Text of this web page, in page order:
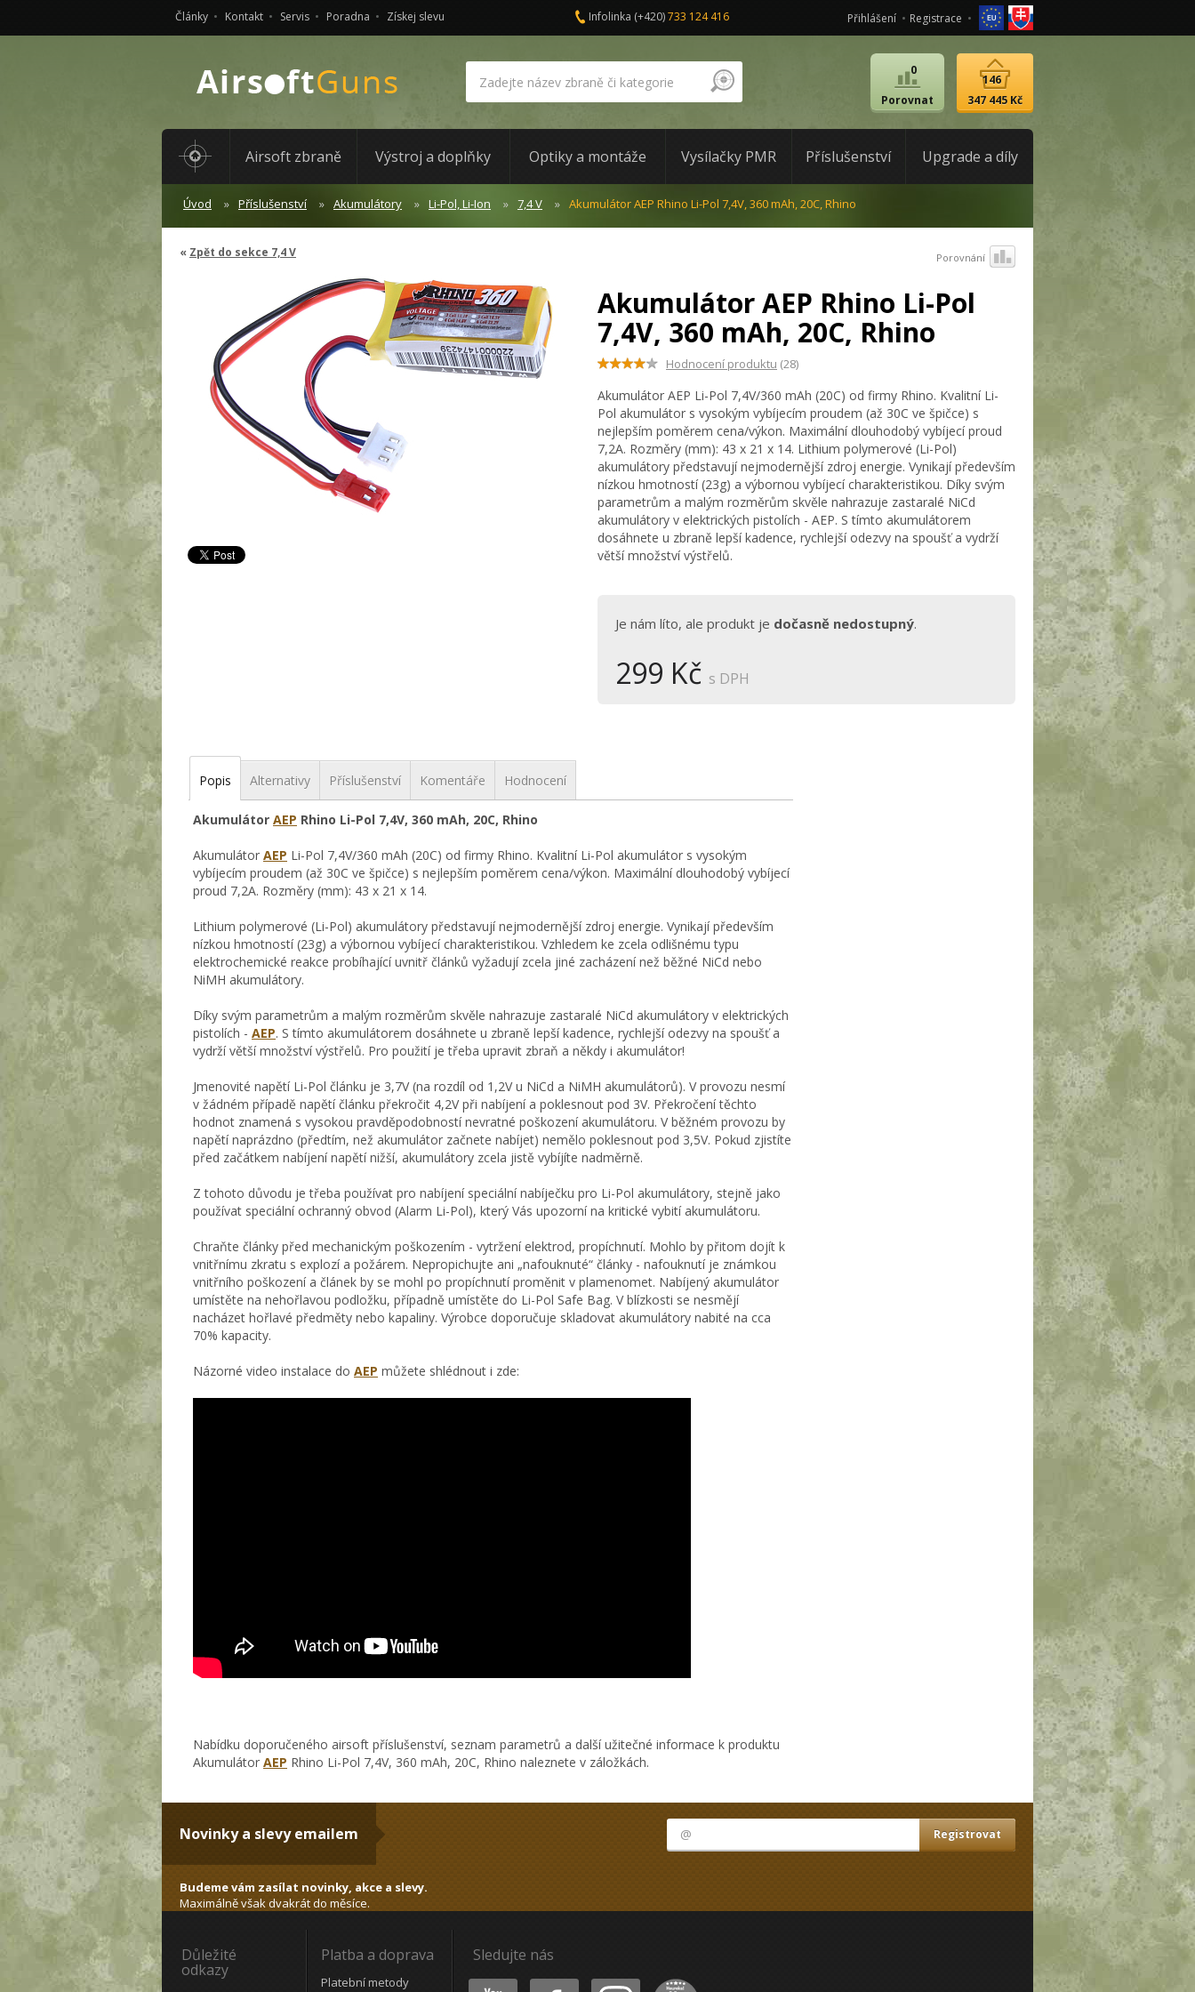
Články Kontakt Servis Poradna Získej slevu Infolinka (+420)733 124 416 Přihlášení Registrace
Porovnat
0
347 445 Kč
146
Airsoft zbraně Výstroj a doplňky Optiky a montáže Vysílačky PMR Příslušenství Upgrade a díly
Úvod Příslušenství Akumulátory Li-Pol, Li-Ion 7,4 V Akumulátor AEP Rhino Li-Pol 7,4V, 360 mAh, 20C, Rhino
Zpět do sekce 7,4 V Porovnání
Akumulátor AEP Rhino Li-Pol
7,4V, 360 mAh, 20C, Rhino
Hodnocení produktu (28)
Akumulátor AEP Li-Pol 7,4V/360 mAh (20C) od firmy Rhino. Kvalitní Li-
Pol akumulátor s vysokým vybíjecím proudem (až 30C ve špičce) s
nejlepším poměrem cena/výkon. Maximální dlouhodobý vybíjecí proud
7,2A. Rozměry (mm): 43 x 21 x 14. Lithium polymerové (Li-Pol)
akumulátory představují nejmodernější zdroj energie. Vynikají především
nízkou hmotností (23g) a výbornou vybíjecí charakteristikou. Díky svým
parametrům a malým rozměrům skvěle nahrazuje zastaralé NiCd
akumulátory v elektrických pistolích - AEP. S tímto akumulátorem
dosáhnete u zbraně lepší kadence, rychlejší odezvy na spoušť a vydrží
větší množství výstřelů.
Je nám líto, ale produkt je dočasně nedostupný.
299 Kč s DPH
Popis Alternativy Příslušenství Komentáře Hodnocení
Akumulátor AEP Rhino Li-Pol 7,4V, 360 mAh, 20C, Rhino
Akumulátor AEP Li-Pol 7,4V/360 mAh (20C) od firmy Rhino. Kvalitní Li-Pol akumulátor s vysokým
vybíjecím proudem (až 30C ve špičce) s nejlepším poměrem cena/výkon. Maximální dlouhodobý vybíjecí
proud 7,2A. Rozměry (mm): 43 x 21 x 14.
Lithium polymerové (Li-Pol) akumulátory představují nejmodernější zdroj energie. Vynikají především
nízkou hmotností (23g) a výbornou vybíjecí charakteristikou. Vzhledem ke zcela odlišnému typu
elektrochemické reakce probíhající uvnitř článků vyžadují zcela jiné zacházení než běžné NiCd nebo
NiMH akumulátory.
Díky svým parametrům a malým rozměrům skvěle nahrazuje zastaralé NiCd akumulátory v elektrických
pistolích - AEP. S tímto akumulátorem dosáhnete u zbraně lepší kadence, rychlejší odezvy na spoušť a
vydrží větší množství výstřelů. Pro použití je třeba upravit zbraň a někdy i akumulátor!
Jmenovité napětí Li-Pol článku je 3,7V (na rozdíl od 1,2V u NiCd a NiMH akumulátorů). V provozu nesmí
v žádném případě napětí článku překročit 4,2V při nabíjení a poklesnout pod 3V. Překročení těchto
hodnot znamená s vysokou pravděpodobností nevratné poškození akumulátoru. V běžném provozu by
napětí naprázdno (předtím, než akumulátor začnete nabíjet) nemělo poklesnout pod 3,5V. Pokud zjistíte
před začátkem nabíjení napětí nižší, akumulátory zcela jistě vybíjíte nadměrně.
Z tohoto důvodu je třeba používat pro nabíjení speciální nabíječku pro Li-Pol akumulátory, stejně jako
používat speciální ochranný obvod (Alarm Li-Pol), který Vás upozorní na kritické vybití akumulátoru.
Chraňte články před mechanickým poškozením - vytržení elektrod, propíchnutí. Mohlo by přitom dojít k
vnitřnímu zkratu s explozí a požárem. Nepropichujte ani „nafouknuté“ články - nafouknutí je známkou
vnitřního poškození a článek by se mohl po propíchnutí proměnit v plamenomet. Nabíjený akumulátor
umístěte na nehořlavou podložku, případně umístěte do Li-Pol Safe Bag. V blízkosti se nesmějí
nacházet hořlavé předměty nebo kapaliny. Výrobce doporučuje skladovat akumulátory nabité na cca
70% kapacity.
Názorné video instalace do AEP můžete shlédnout i zde:
Nabídku doporučeného airsoft příslušenství, seznam parametrů a další užitečné informace k produktu
Akumulátor AEP Rhino Li-Pol 7,4V, 360 mAh, 20C, Rhino naleznete v záložkách.
Novinky a slevy emailem
Budeme vám zasílat novinky, akce a slevy.
Maximálně však dvakrát do měsíce.
Důležité
odkazy
Platba a doprava
Platební metody
Sledujte nás
Youtube Facebook Instagram Heureka